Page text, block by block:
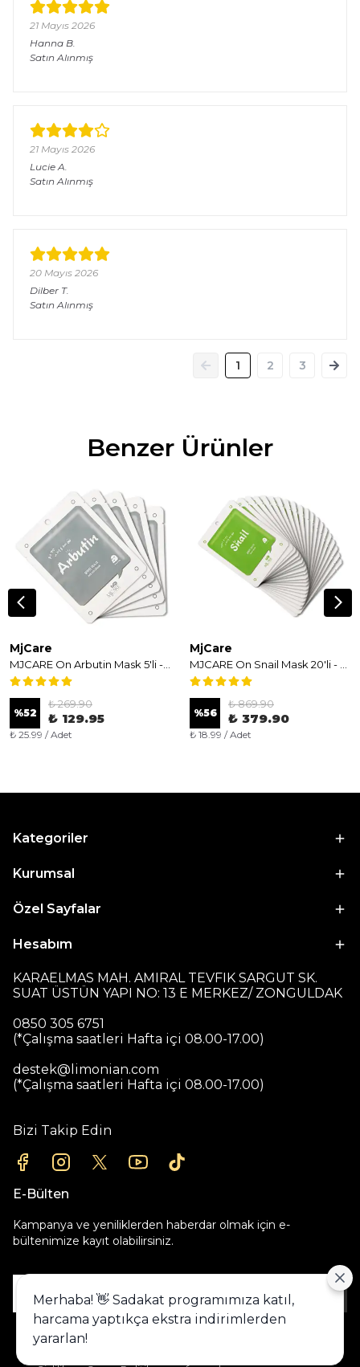
Alışveriş deneyiminizi iyileştirmek için
yasal düzenlemelere uygun çerezler
21 Mayıs 2026
Hanna B.
Satın Alınmış
21 Mayıs 2026
Lucie A.
Satın Alınmış
20 Mayıs 2026
Dilber T.
Satın Alınmış
1 2 3
Benzer Ürünler
MjCare
%52
₺ 269.90
₺ 129.95
₺ 25.99 / Adet
MjCare
%56
₺ 869.90
₺ 379.90
₺ 18.99 / Adet
Kategoriler
Kurumsal
Özel Sayfalar
Hesabım
KARAELMAS MAH. AMIRAL TEVFIK SARGUT SK.
SUAT ÜSTÜN YAPI NO: 13 E MERKEZ/ ZONGULDAK
0850 305 6751
(*Çalışma saatleri Hafta içi 08.00-17.00)
destek@limonian.com
(*Çalışma saatleri Hafta içi 08.00-17.00)
Bizi Takip Edin
E-Bülten
Kampanya ve yeniliklerden haberdar olmak için e-
bültenimize kayıt olabilirsiniz.
Gönder
Merhaba! 👋 Sadakat programımıza katıl,
harcama yaptıkça ekstra indirimlerden
yararlan!